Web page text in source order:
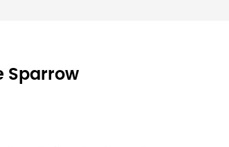
Sparrow